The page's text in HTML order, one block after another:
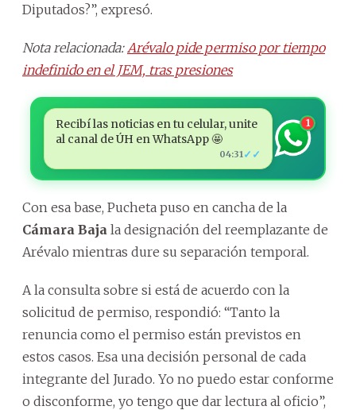
Diputados?”, expresó.
Nota relacionada: Arévalo pide permiso por tiempo
indefinido en el JEM, tras presiones
Recibí las noticias en tu celular, unite
al canal de ÚH en WhatsApp 🤩
04:31 ✓✓
1
Con esa base, Pucheta puso en cancha de la
Cámara Baja la designación del reemplazante de
Arévalo mientras dure su separación temporal.
A la consulta sobre si está de acuerdo con la
solicitud de permiso, respondió: “Tanto la
renuncia como el permiso están previstos en
estos casos. Esa una decisión personal de cada
integrante del Jurado. Yo no puedo estar conforme
o disconforme, yo tengo que dar lectura al oficio”,